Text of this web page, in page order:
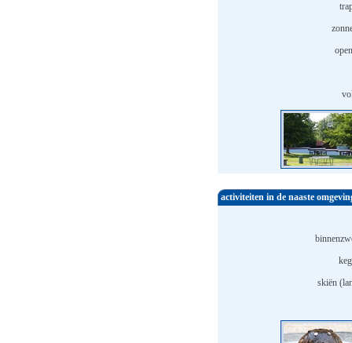
activiteiten in de naaste
skiën